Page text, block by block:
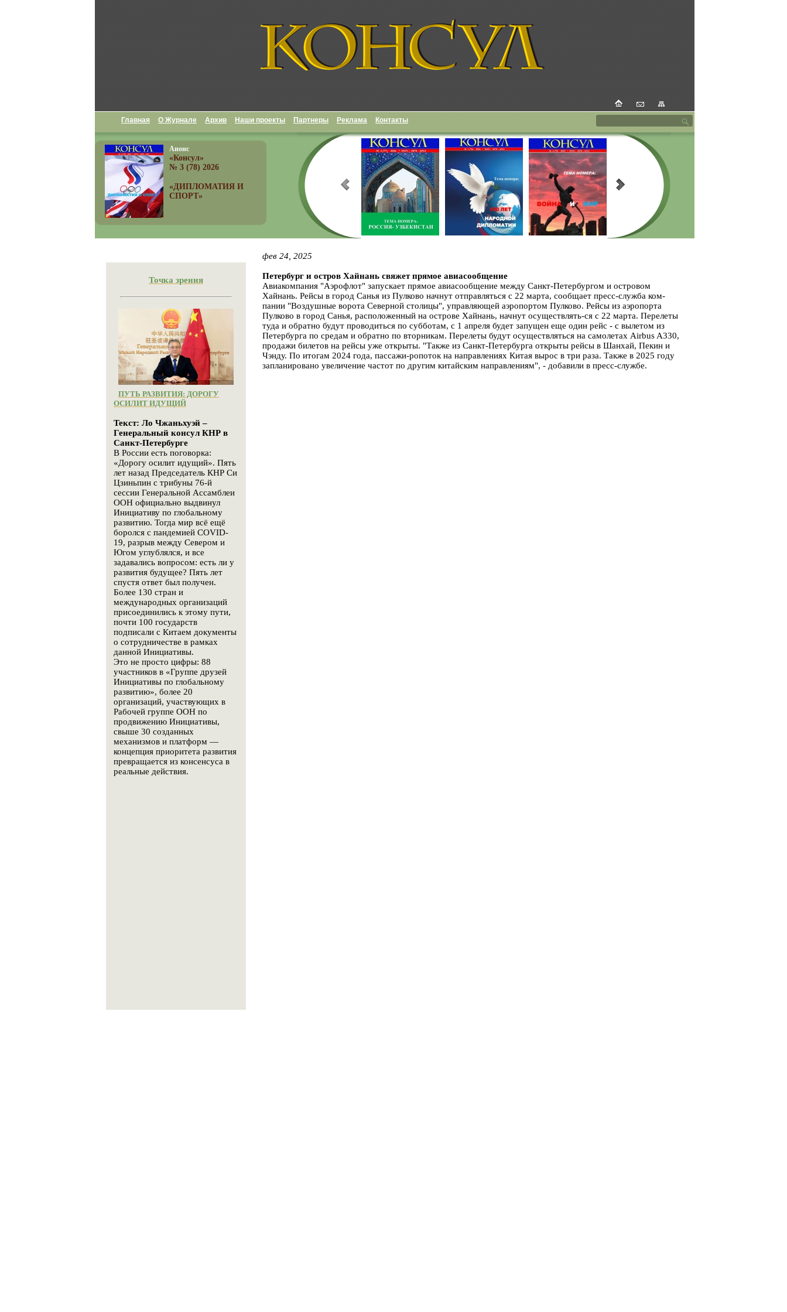
Главная О Журнале Архив Наши проекты Партнеры Реклама Контакты
Анонс
«Консул»
№ 3 (78) 2026
«ДИПЛОМАТИЯ И
СПОРТ»
Точка зрения
ПУТЬ РАЗВИТИЯ: ДОРОГУ
ОСИЛИТ ИДУЩИЙ
Текст: Ло Чжаньхуэй –
Генеральный консул КНР в
Санкт-Петербурге
В России есть поговорка:
«Дорогу осилит идущий». Пять
лет назад Председатель КНР Си
Цзиньпин с трибуны 76-й
сессии Генеральной Ассамблеи
ООН официально выдвинул
Инициативу по глобальному
развитию. Тогда мир всё ещё
боролся с пандемией COVID-
19, разрыв между Севером и
Югом углублялся, и все
задавались вопросом: есть ли у
развития будущее? Пять лет
спустя ответ был получен.
Более 130 стран и
международных организаций
присоединились к этому пути,
почти 100 государств
подписали с Китаем документы
о сотрудничестве в рамках
данной Инициативы.
Это не просто цифры: 88
участников в «Группе друзей
Инициативы по глобальному
развитию», более 20
организаций, участвующих в
Рабочей группе ООН по
продвижению Инициативы,
свыше 30 созданных
механизмов и платформ —
концепция приоритета развития
превращается из консенсуса в
реальные действия.
фев 24, 2025
Петербург и остров Хайнань свяжет прямое авиасообщение
Авиакомпания "Аэрофлот" запускает прямое авиасообщение между Санкт-Петербургом и островом
Хайнань. Рейсы в город Санья из Пулково начнут отправляться с 22 марта, сообщает пресс-служба ком-
пании "Воздушные ворота Северной столицы", управляющей аэропортом Пулково. Рейсы из аэропорта
Пулково в город Санья, расположенный на острове Хайнань, начнут осуществлять-ся с 22 марта. Перелеты
туда и обратно будут проводиться по субботам, с 1 апреля будет запущен еще один рейс - с вылетом из
Петербурга по средам и обратно по вторникам. Перелеты будут осуществляться на самолетах Airbus A330,
продажи билетов на рейсы уже открыты. "Также из Санкт-Петербурга открыты рейсы в Шанхай, Пекин и
Чэнду. По итогам 2024 года, пассажи-ропоток на направлениях Китая вырос в три раза. Также в 2025 году
запланировано увеличение частот по другим китайским направлениям", - добавили в пресс-службе.